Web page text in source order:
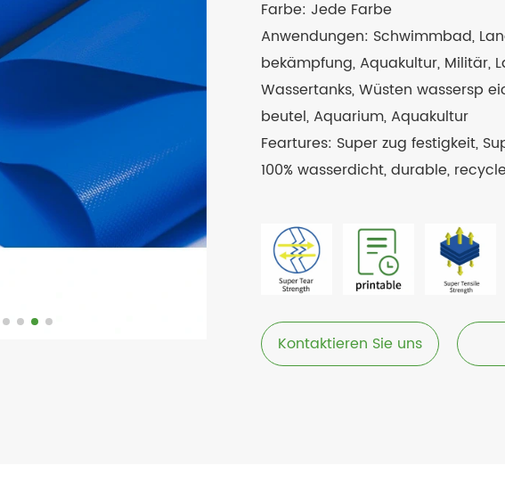
Farbe: Jede Farbe
Anwendungen: Schwimmbad,
bekämpfung, Aquakultur, Militär,
Wassertanks, Wüsten wassersp
beutel, Aquarium, Aquakultur
Feartures: Super zug festigkeit,
100% wasserdicht, durable,
Kontaktieren Sie uns